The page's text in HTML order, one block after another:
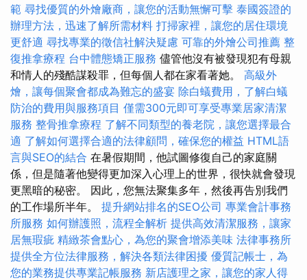
範 尋找優質的外燴廠商，讓您的活動無懈可擊 泰國簽證的
辦理方法，迅速了解所需材料 打掃家裡，讓您的居住環境
更舒適 尋找專業的徵信社解決疑慮 可靠的外燴公司推薦 整
復推拿療程 台中體態矯正服務 儘管他沒有被發現犯有母親
和情人的殘酷謀殺罪，但每個人都在家看著她。 高級外
燴，讓每個聚會都成為難忘的盛宴 除白蟻費用，了解白蟻
防治的費用與服務項目 僅需300元即可享受專業居家清潔
服務 整骨推拿療程 了解不同類型的養老院，讓您選擇最合
適 了解如何選擇合適的法律顧問，確保您的權益 HTML語
言與SEO的結合 在暑假期間，他試圖修復自己的家庭關
係，但是隨著他變得更加深入心理上的世界，很快就會發現
更黑暗的秘密。 因此，您無法聚集多年，然後再告別我們
的工作場所半年。 提升網站排名的SEO公司 專業會計事務
所服務 如何辦護照，流程全解析 提供高效清潔服務，讓家
居無瑕疵 精緻茶會點心，為您的聚會增添美味 法律事務所
提供全方位法律服務，解決各類法律困擾 優質記帳士，為
您的業務提供專業記帳服務 新店護理之家，讓您的家人得